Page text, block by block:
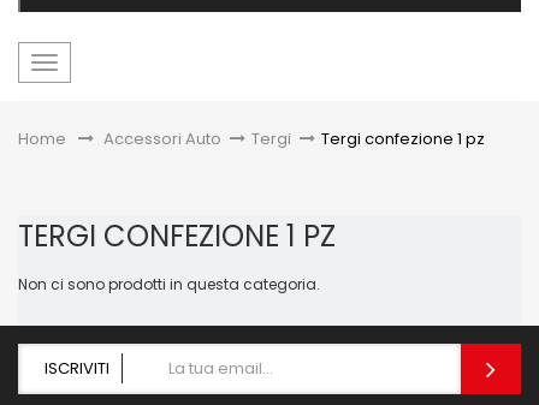
navigazione
Home &gt;Accessori Auto > Tergi > Tergi confezione 1 pz
TERGI CONFEZIONE 1 PZ
Non ci sono prodotti in questa categoria.
ISCRIVITI